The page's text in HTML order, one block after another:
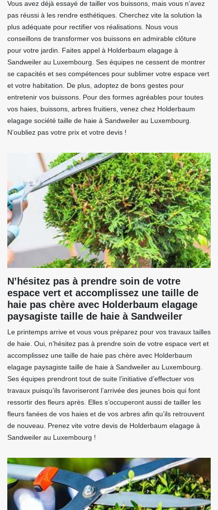
Vous avez déjà essayé de tailler vos buissons, mais vous n’avez
pas réussi à les rendre esthétiques. Cherchez vite la solution la
plus adéquate pour rectifier vos réalisations. Nous vous
conseillons de transformer vos buissons en admirable clôture
pour votre jardin. Faites appel à Holderbaum elagage à
Sandweiler au Luxembourg. Ses équipes ne cessent de montrer
se capacités et ses compétences pour sublimer votre espace vert
et votre habitation. De plus, adoptez de bons gestes pour
entretenir vos buissons. Pour des formes agréables pour toutes
vos haies, buissons, arbres fruitiers, venez chez Holderbaum
elagage société taille de haie à Sandweiler au Luxembourg.
N’oubliez pas votre prix et votre devis !
N’hésitez pas à prendre soin de votre
espace vert et accomplissez une taille de
haie pas chère avec Holderbaum elagage
paysagiste taille de haie à Sandweiler
Le printemps arrive et vous vous préparez pour vos travaux tailles
de haie. Oui, n’hésitez pas à prendre soin de votre espace vert et
accomplissez une taille de haie pas chère avec Holderbaum
elagage paysagiste taille de haie à Sandweiler au Luxembourg.
Ses équipes prendront tout de suite l’initiative d’effectuer vos
travaux puisqu’ils favoriseront l’arrivée des jeunes bois qui font
ressortir des fleurs après. Elles s’occuperont aussi de tailler les
fleurs fanées de vos haies et de vos arbres afin qu’ils retrouvent
de nouveau. Prenez vite votre devis de Holderbaum elagage à
Sandweiler au Luxembourg !